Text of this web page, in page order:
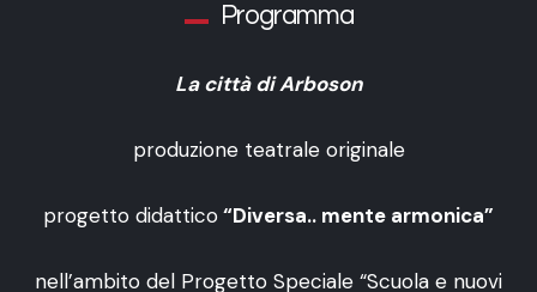
Programma
La città di Arboson
produzione teatrale originale
progetto didattico“Diversa.. mente armonica”
nell’ambito del Progetto Speciale “Scuola e nuovi